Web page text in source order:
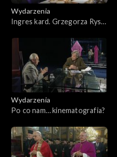
Wydarzenia
Ingres kard. Grzegorza Rysia
Wydarzenia
Po co nam… kinematografia?